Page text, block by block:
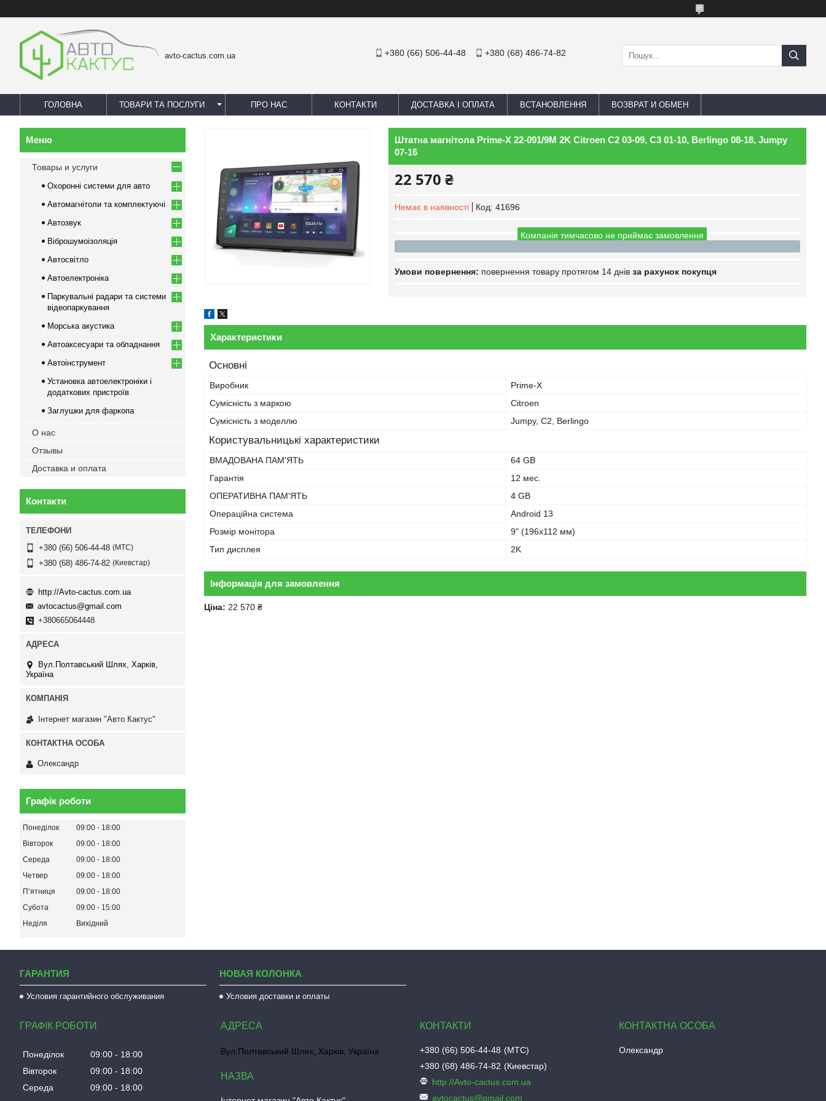
avto-cactus.com.ua +380 (66) 506-44-48 +380 (68) 486-74-82
ГОЛОВНА ТОВАРИ ТА ПОСЛУГИ ПРО НАС КОНТАКТИ ДОСТАВКА І ОПЛАТА ВСТАНОВЛЕННЯ ВОЗВРАТ И ОБМЕН
Штатна магнітола Prime-X 22-091/9M 2K Citroen C2 03-09, C3 01-10, Berlingo 08-18, Jumpy
07-16
22 570 ₴
Немає в наявності Код: 41696
Компанія тимчасово не приймає замовлення
повернення товару протягом 14 днів за рахунок покупця
Характеристики
Основні
Виробник
Prime-X
Сумісність з маркою
Citroen
Сумісність з моделлю
Jumpy, C2, Berlingo
Користувальницькі характеристики
ВМАДОВАНА ПАМ'ЯТЬ
64 GB
Гарантія
12 мес.
ОПЕРАТИВНА ПАМ'ЯТЬ
4 GB
Операційна система
Android 13
Розмір монітора
9" (196х112 мм)
Тип дисплея
2K
Інформація для замовлення
Ціна: 22 570 ₴
Товары и услуги
Охоронні системи для авто
Автомагнітоли та комплектуючі
Автозвук
Віброшумоізоляція
Автосвітло
Автоелектроніка
Паркувальні радари та системи
відеопаркування
Морська акустика
Автоаксесуари та обладнання
Автоінструмент
Установка автоелектроніки і
додаткових пристроїв
Заглушки для фаркопа
О нас
Отзывы
Доставка и оплата
Контакти
+380 (66) 506-44-48 МТС
+380 (68) 486-74-82 Киевстар
http://Avto-cactus.com.ua
avtocactus@gmail.com
+380665064448
Вул.Полтавський Шлях, Харків,
Україна
Інтернет магазин "Авто Кактус"
Олександр
Графік роботи
Понеділок 09:00
18:00
Вівторок
09:00
18:00
Середа
09:00
18:00
Четвер
09:00
18:00
Пʼятниця
09:00
18:00
Субота
09:00
15:00
Неділя
Вихідний
ГАРАНТИЯ
Условия гарантийного обслуживания
НОВАЯ КОЛОНКА
Условия доставки и оплаты
ГРАФІК РОБОТИ
Понеділок 09:00
18:00
Вівторок
09:00
18:00
Середа
09:00
18:00
Вул.Полтавський Шлях, Харків, Україна +380 (66) 506-44-48
МТС
+380 (68) 486-74-82
Киевстар
http://Avto-cactus.com.ua
avtocactus@gmail.com
Олександр